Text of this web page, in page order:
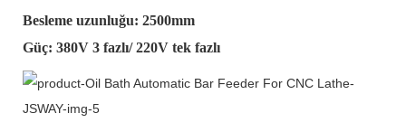
Besleme uzunluğu: 2500mm
Güç: 380V 3 fazlı/ 220V tek fazlı